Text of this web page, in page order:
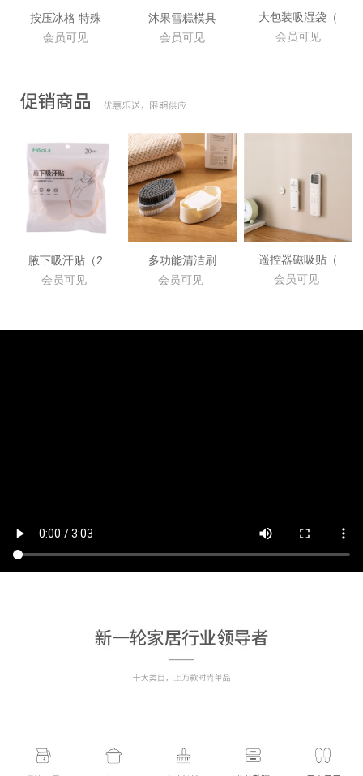
按压冰格 特殊
会员可见
沐果雪糕模具
会员可见
大包装吸湿袋（
会员可见
腋下吸汗贴（2
会员可见
多功能清洁刷
会员可见
遥控器磁吸贴（
会员可见